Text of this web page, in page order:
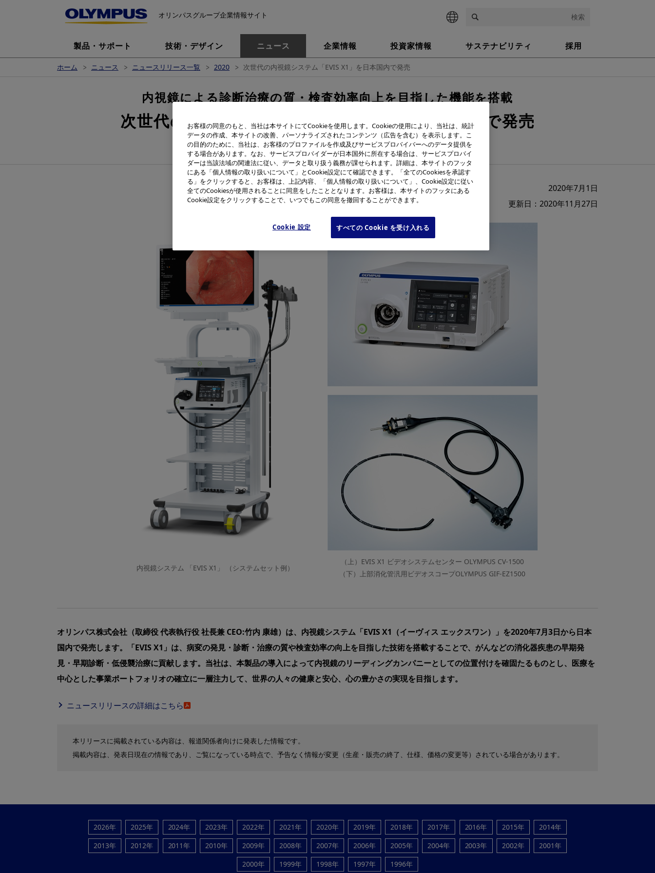
オリンパスグループ企業情報サイト 検索
製品・サポート 技術・デザイン ニュース 企業情報 投資家情報 サステナビリティ 採用
ホーム ニュース ニュースリリース一覧 2020 次世代の内視鏡システム「EVIS X1」を日本国内で発売
内視鏡による診断治療の質・検査効率向上を目指した機能を搭載
次世代の内視鏡システム「EVIS X1」を日本国内で発売
がんなどの早期診断・低侵襲治療に貢献
2020年7月1日
更新日：2020年11月27日
内視鏡システム 「EVIS X1」 （システムセット例）
（上）EVIS X1 ビデオシステムセンター OLYMPUS CV-1500
（下）上部消化管汎用ビデオスコープOLYMPUS GIF-EZ1500
オリンパス株式会社（取締役 代表執行役 社長兼 CEO:竹内 康雄）は、内視鏡システム「EVIS X1（イーヴィス エックスワン）」を2020年7月3日から日本
国内で発売します。「EVIS X1」は、病変の発見・診断・治療の質や検査効率の向上を目指した技術を搭載することで、がんなどの消化器疾患の早期発
見・早期診断・低侵襲治療に貢献します。当社は、本製品の導入によって内視鏡のリーディングカンパニーとしての位置付けを確固たるものとし、医療を
中心とした事業ポートフォリオの確立に一層注力して、世界の人々の健康と安心、心の豊かさの実現を目指します。
ニュースリリースの詳細はこちら
本リリースに掲載されている内容は、報道関係者向けに発表した情報です。
掲載内容は、発表日現在の情報であり、ご覧になっている時点で、予告なく情報が変更（生産・販売の終了、仕様、価格の変更等）されている場合があります。
2026年 2025年 2024年 2023年 2022年 2021年 2020年 2019年 2018年 2017年 2016年 2015年
2014年
2013年
2012年 2011年 2010年 2009年 2008年 2007年 2006年 2005年 2004年 2003年 2002年
2001年
2000年
1999年 1998年 1997年 1996年
お客様の同意のもと、当社は本サイトにてCookieを使用します。Cookieの使用により、当社は、統計
データの作成、本サイトの改善、パーソナライズされたコンテンツ（広告を含む）を表示します。こ
の目的のために、当社は、お客様のプロファイルを作成及びサービスプロバイバーへのデータ提供を
する場合があります。なお、サービスプロバイダーが日本国外に所在する場合は、サービスプロバイ
ダーは当該法域の関連法に従い、データと取り扱う義務が課せられます。詳細は、本サイトのフッタ
にある「個人情報の取り扱いについて」とCookie設定にて確認できます。「全てのCookiesを承認す
る」をクリックすると、お客様は、上記内容、「個人情報の取り扱いについて」、Cookie設定に従い
全てのCookiesが使用されることに同意をしたこととなります。お客様は、本サイトのフッタにある
Cookie設定をクリックすることで、いつでもこの同意を撤回することができます。
Cookie 設定 すべての Cookie を受け入れる